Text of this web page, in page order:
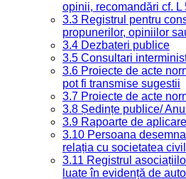
opinii, recomandări cf. L
3.3 Registrul pentru
propunerilor, opiniilor
3.4 Dezbateri publice
3.5 Consultari
3.6 Proiecte de acte
pot fi transmise sugestii
3.7 Proiecte de acte
3.8 Ședințe publice/
3.9 Rapoarte de
3.10 Persoana
relația cu societatea
3.11 Registrul
luate în evidență de